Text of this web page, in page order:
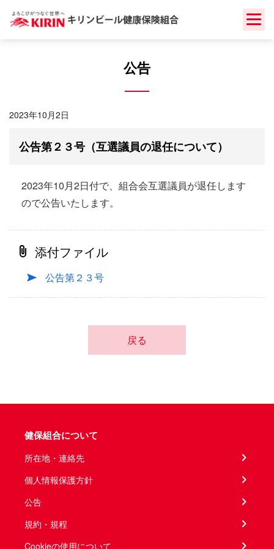
公告
2023年10月2日
公告第２３号（互選議員の退任について）
2023年10月2日付で、組合会互選議員が退任します
ので公告いたします。
添付ファイル
公告第２３号
戻る
健保組合について
所在地・連絡先
個人情報保護方針
公告
規約・規程
Cookieの使用について